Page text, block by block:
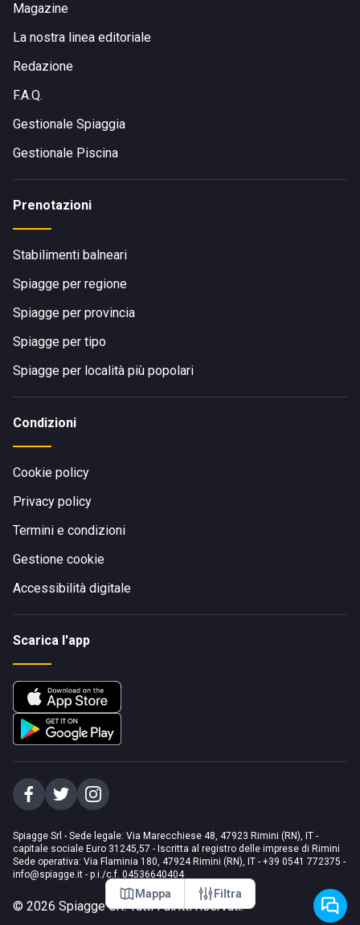
Mappa Filtra
Magazine
La nostra linea editoriale
Redazione
F.A.Q.
Gestionale Spiaggia
Gestionale Piscina
Prenotazioni
Stabilimenti balneari
Spiagge per regione
Spiagge per provincia
Spiagge per tipo
Spiagge per località più popolari
Condizioni
Cookie policy
Privacy policy
Termini e condizioni
Gestione cookie
Accessibilità digitale
Scarica l'app
Spiagge Srl - Sede legale: Via Marecchiese 48, 47923 Rimini (RN), IT -
capitale sociale Euro 31245,57 - Iscritta al registro delle imprese di Rimini
Sede operativa: Via Flaminia 180, 47924 Rimini (RN), IT - +39 0541 772375 -
info@spiagge.it - p.i./c.f. 04536640404
© 2026 Spiagge Srl. Tutti i diritti riservati.